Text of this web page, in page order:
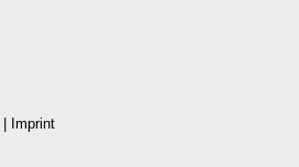
Imprint